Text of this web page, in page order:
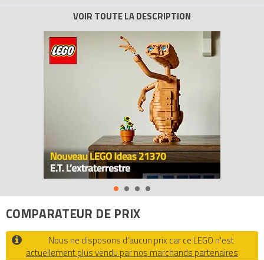
C'est l'heure de construire !
Ne ratez plus jamais un rendez-vous grâce à cette montre
unique et créative ! Le système de montre LEGO allie créativité,
couleur et mode pour obtenir une pièce d'horlogerie vraiment
unique. Le système de lunette, le bracelet et les maillons
interchangeables de cette collection vous permettent de
- Verre en cristal minéral résistant aux rayures
- Cadran avec graphisme LEGO emblématique, accompagné
d'un assortiment de lunettes, bracelets et maillons multicolores
supplémentaires
Tous les prix duLEGO Montres 5004117 Montre adulte rouge
Multistud (Multi-stud Red Adult Tachymeter Watch)
Avenue de la brique, comparateur de prix 100% LEGO.
Code EAN du LEGO Montres 5004117 : 3662833065570.
COMPARATEUR DE PRIX
Nous ne disposons d'aucun prix car ce LEGO n'est
actuellement plus vendu par nos marchands partenaires